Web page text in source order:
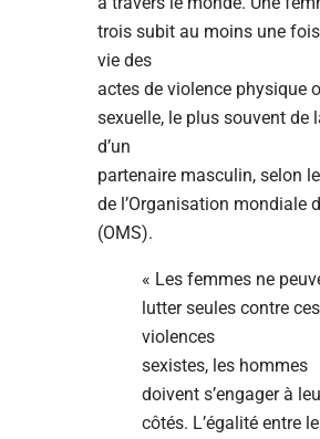
trois subit au moins une
vie des
actes de violence physique
sexuelle, le plus souvent de
d’un
partenaire masculin, selon
de l’Organisation mondiale
(OMS).
« Les femmes ne
lutter seules contre ces
violences
sexistes, les hommes
doivent s’engager à
côtés. L’égalité entre